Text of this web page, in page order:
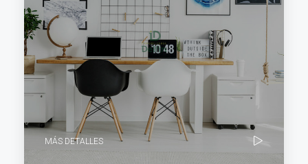
MÁS DETALLES